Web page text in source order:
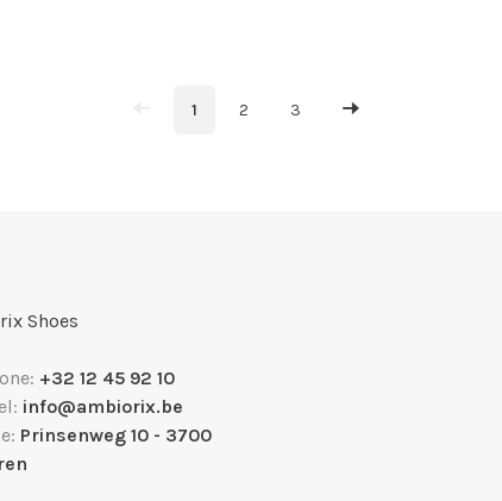
1 2 3
Shoes
+32 12 45 92 10
info@ambiorix.be
Prinsenweg 10 - 3700